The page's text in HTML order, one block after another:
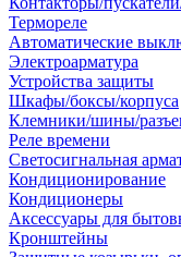
Термореле
Автоматические
Электроарматура
Устройства защиты
Шкафы/боксы/корпуса
Клемники/шины/
Реле времени
Светосигнальная
Кондиционирование
Кондиционеры
Аксессуары для
Кронштейны